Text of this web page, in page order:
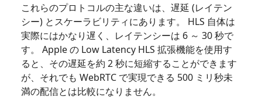
これらのプロトコルの主な違いは、遅延 (レイテン
シー) とスケーラビリティにあります。 HLS 自体は
実際にはかなり遅く、レイテンシーは 6 ～ 30 秒で
す。 Apple の Low Latency HLS 拡張機能を使用す
ると、その遅延を約 2 秒に短縮することができます
が、それでも WebRTC で実現できる 500 ミリ秒未
満の配信とは比較になりません。